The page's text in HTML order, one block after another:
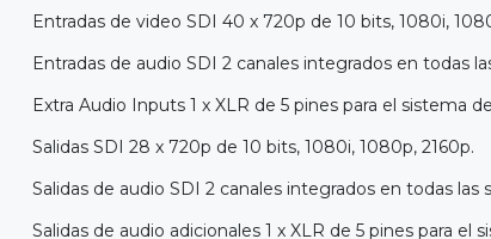
Entradas de video SDI 40 x 720p de 10 bits, 1080i,
Entradas de audio SDI 2 canales integrados en todas
Extra Audio Inputs 1 x XLR de 5 pines para el sistema
Salidas SDI 28 x 720p de 10 bits, 1080i, 1080p, 2160p.
Salidas de audio SDI 2 canales integrados en todas las
Salidas de audio adicionales 1 x XLR de 5 pines para el